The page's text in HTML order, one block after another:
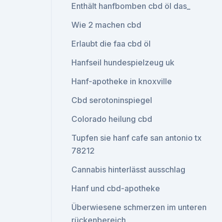
Enthält hanfbomben cbd öl das_
Wie 2 machen cbd
Erlaubt die faa cbd öl
Hanfseil hundespielzeug uk
Hanf-apotheke in knoxville
Cbd serotoninspiegel
Colorado heilung cbd
Tupfen sie hanf cafe san antonio tx
78212
Cannabis hinterlässt ausschlag
Hanf und cbd-apotheke
Überwiesene schmerzen im unteren
rückenbereich